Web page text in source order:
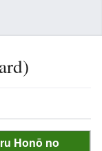
Honō no